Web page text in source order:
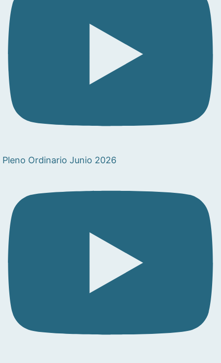
Pleno Ordinario Junio 2026